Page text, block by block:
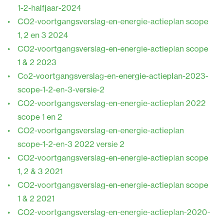
1-2-halfjaar-2024
CO2-voortgangsverslag-en-energie-actieplan scope
1, 2 en 3 2024
CO2-voortgangsverslag-en-energie-actieplan scope
1 & 2 2023
Co2-voortgangsverslag-en-energie-actieplan-2023-
scope-1-2-en-3-versie-2
CO2-voortgangsverslag-en-energie-actieplan 2022
scope 1 en 2
CO2-voortgangsverslag-en-energie-actieplan
scope-1-2-en-3 2022 versie 2
CO2-voortgangsverslag-en-energie-actieplan scope
1, 2 & 3 2021
CO2-voortgangsverslag-en-energie-actieplan scope
1 & 2 2021
CO2-voortgangsverslag-en-energie-actieplan-2020-